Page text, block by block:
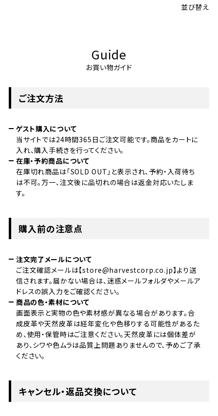
並び替え
Guide
お買い物ガイド
ご注文方法
ゲスト購入について
当サイトでは24時間365日ご注文可能です。商品をカートに
入れ、購入手続きを行ってください。
在庫・予約商品について
在庫切れ商品は「SOLD OUT」と表示され、予約・入荷待ち
は不可。万一、注文後に品切れの場合は返金対応いたしま
す。
購入前の注意点
注文完了メールについて
ご注文確認メールは【store@harvestcorp.co.jp】より送
信されます。届かない場合は、迷惑メールフォルダやメールア
ドレスの誤入力をご確認ください。
商品の色・素材について
画面表示と実物の色や素材感が異なる場合があります。合
成皮革や天然皮革は経年変化や色移りする可能性があるた
め、使用・保管時はご注意ください。天然皮革には個体差が
あり、シワや色ムラは品質上問題ありませんので、予めご了承
ください。
キャンセル・返品交換について